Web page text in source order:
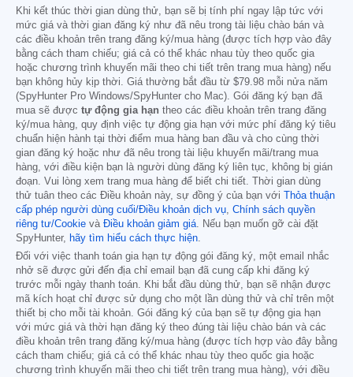
Khi kết thúc thời gian dùng thử, bạn sẽ bị tính phí ngay lập tức với
mức giá và thời gian đăng ký như đã nêu trong tài liệu chào bán và
các điều khoản trên trang đăng ký/mua hàng (được tích hợp vào đây
bằng cách tham chiếu; giá cả có thể khác nhau tùy theo quốc gia
hoặc chương trình khuyến mãi theo chi tiết trên trang mua hàng) nếu
bạn không hủy kịp thời. Giá thường bắt đầu từ $79.98 mỗi nửa năm
(SpyHunter Pro Windows/SpyHunter cho Mac). Gói đăng ký bạn đã
mua sẽ được tự động gia hạn theo các điều khoản trên trang đăng
ký/mua hàng, quy định việc tự động gia hạn với mức phí đăng ký tiêu
chuẩn hiện hành tại thời điểm mua hàng ban đầu và cho cùng thời
gian đăng ký hoặc như đã nêu trong tài liệu khuyến mãi/trang mua
hàng, với điều kiện bạn là người dùng đăng ký liên tục, không bị gián
đoạn. Vui lòng xem trang mua hàng để biết chi tiết. Thời gian dùng
thử tuân theo các Điều khoản này, sự đồng ý của bạn với Thỏa thuận
cấp phép người dùng cuối/Điều khoản dịch vụ, Chính sách quyền
riêng tư/Cookie và Điều khoản giảm giá. Nếu bạn muốn gỡ cài đặt
SpyHunter, hãy tìm hiểu cách thực hiện.
Đối với việc thanh toán gia hạn tự động gói đăng ký, một email nhắc
nhở sẽ được gửi đến địa chỉ email bạn đã cung cấp khi đăng ký
trước mỗi ngày thanh toán. Khi bắt đầu dùng thử, bạn sẽ nhận được
mã kích hoạt chỉ được sử dụng cho một lần dùng thử và chỉ trên một
thiết bị cho mỗi tài khoản. Gói đăng ký của bạn sẽ tự động gia hạn
với mức giá và thời hạn đăng ký theo đúng tài liệu chào bán và các
điều khoản trên trang đăng ký/mua hàng (được tích hợp vào đây bằng
cách tham chiếu; giá cả có thể khác nhau tùy theo quốc gia hoặc
chương trình khuyến mãi theo chi tiết trên trang mua hàng), với điều